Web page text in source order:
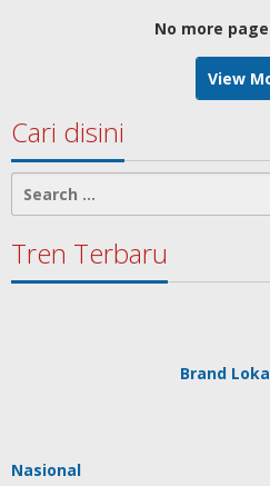
No more
View
Cari disini
for:
Tren Terbaru
Brand
Nasional